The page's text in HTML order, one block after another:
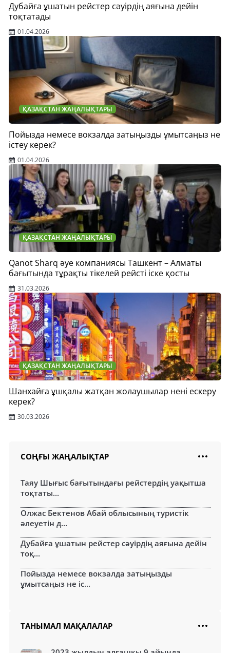
Дубайға ұшатын рейстер сәуірдің аяғына дейін
тоқтатады
01.04.2026
ҚАЗАҚСТАН ЖАҢАЛЫҚТАРЫ
Пойызда немесе вокзалда затыңызды ұмытсаңыз не
істеу керек?
01.04.2026
ҚАЗАҚСТАН ЖАҢАЛЫҚТАРЫ
Qanot Sharq әуе компаниясы Ташкент – Алматы
бағытында тұрақты тікелей рейсті іске қосты
31.03.2026
ҚАЗАҚСТАН ЖАҢАЛЫҚТАРЫ
Шанхайға ұшқалы жатқан жолаушылар нені ескеру
керек?
30.03.2026
СОҢҒЫ ЖАҢАЛЫҚТАР
Таяу Шығыс бағытындағы рейстердің уақытша
тоқтаты...
Олжас Бектенов Абай облысының туристік
әлеуетін д...
Дубайға ұшатын рейстер сәуірдің аяғына дейін
тоқ...
Пойызда немесе вокзалда затыңызды
ұмытсаңыз не іс...
ТАНЫМАЛ МАҚАЛАЛАР